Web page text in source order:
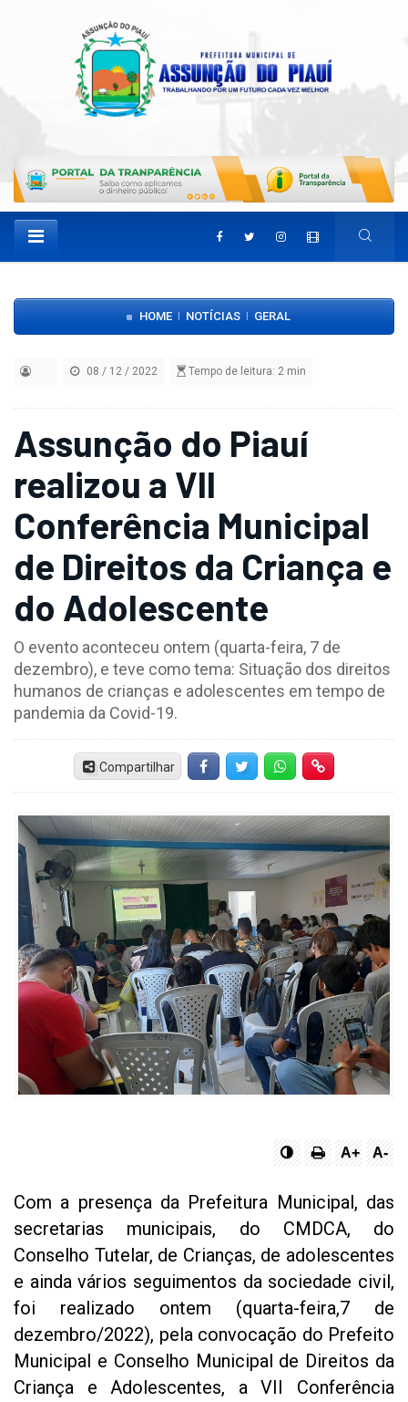
HOME NOTÍCIAS GERAL
08 / 12 / 2022 Tempo de leitura: 2 min
Assunção do Piauí
realizou a VII
Conferência Municipal
de Direitos da Criança e
do Adolescente
O evento aconteceu ontem (quarta-feira, 7 de
dezembro), e teve como tema: Situação dos direitos
humanos de crianças e adolescentes em tempo de
pandemia da Covid-19.
Compartilhar FacebookTwitter Whatsapp
A+ A-
Com a presença da Prefeitura Municipal, das
secretarias municipais, do CMDCA, do
Conselho Tutelar, de Crianças, de adolescentes
e ainda vários seguimentos da sociedade civil,
foi realizado ontem (quarta-feira,7 de
dezembro/2022), pela convocação do Prefeito
Municipal e Conselho Municipal de Direitos da
Criança e Adolescentes, a VII Conferência